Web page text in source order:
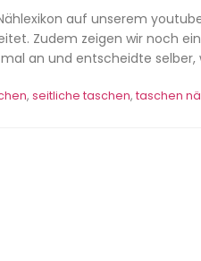
auf unserem
Zudem zeigen wir noch
an und entscheidte selber,
,seitliche taschen,taschen